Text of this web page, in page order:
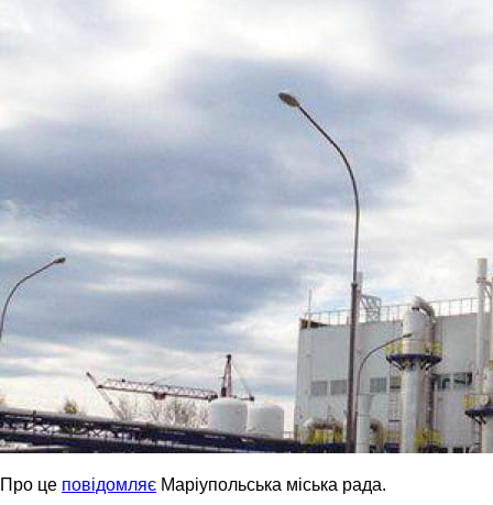
Про це повідомляє Маріупольська міська рада.